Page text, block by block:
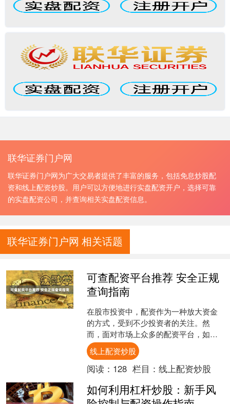
联华证券门户网
联华证券门户网为广大交易者提供了丰富的服务，包括免息炒股配
资和线上配资炒股。用户可以方便地进行实盘配资开户，选择可靠
的实盘配资公司，并查询相关实盘配资信息。
联华证券门户网 相关话题
可查配资平台推荐 安全正规
查询指南
在股市投资中，配资作为一种放大资金
的方式，受到不少投资者的关注。然
而，面对市场上众多的配资平台，如何
筛选出安全正规的选项，成为投资者最
关心的问题。本文将为您提供....
线上配资炒股
阅读： 128 栏目： 线上配资炒股
如何利用杠杆炒股：新手风